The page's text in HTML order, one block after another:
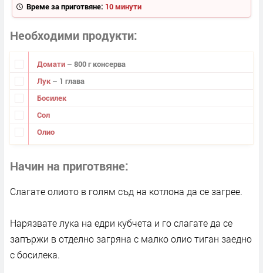
Време за приготвяне: 10 минути
Необходими продукти
Домати – 800 г консерва
Лук – 1 глава
Босилек
Сол
Олио
Начин на приготвяне
Слагате олиото в голям съд на котлона да се загрее.
Нарязвате лука на едри кубчета и го слагате да се
запържи в отделно загряна с малко олио тиган заедно
с босилека.